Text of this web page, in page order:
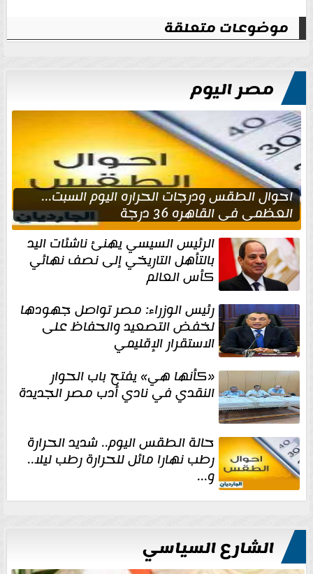
موضوعات متعلقة
مصر اليوم
احوال الطقس ودرجات الحراره اليوم السبت...
العظمى في القاهره 36 درجة
الرئيس السيسي يهنئ ناشئات اليد
بالتأهل التاريخي إلى نصف نهائي
كأس العالم
رئيس الوزراء: مصر تواصل جهودها
لخفض التصعيد والحفاظ على
الاستقرار الإقليمي
«كأنها هي» يفتح باب الحوار
النقدي في نادي أدب مصر الجديدة
حالة الطقس اليوم.. شديد الحرارة
رطب نهارا مائل للحرارة رطب ليلا..
و...
الشارع السياسي